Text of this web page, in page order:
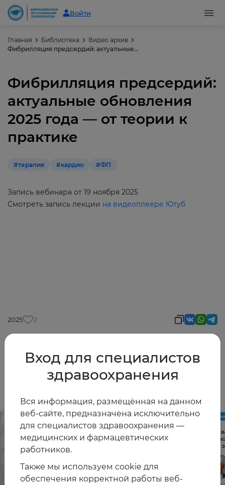
Войти
Главная Библиотека
Видео архив
Фибрилляция предсердий: актуальные обновления 2025 года — от теории к практике
Фибрилляция предсердий:
актуальные обновления
2025 года — от теории к
практике
#терапия #кардио #ФП
Запись вебинара от 19 ноября 2025
Смотреть запись лекции на видеоплеере Ютуб
2025 2
Другие видео
Вход для специалистов
здравоохранения
Вся информация, размещённая на данном
веб-сайте, предназначена исключительно
для специалистов здравоохранения —
медицинских и фармацевтических
работников.
Также мы используем cookie для
обеспечения корректной работы веб-